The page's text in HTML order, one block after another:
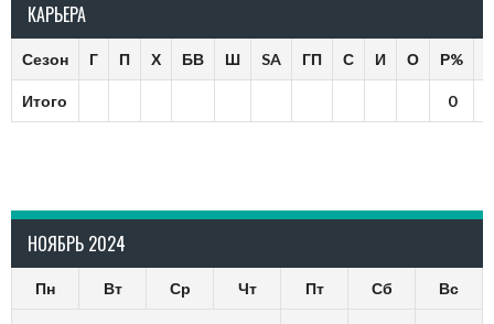
КАРЬЕРА
Сезон Г П Х БВ Ш SA ГП С И О Р%
Итого 0
НОЯБРЬ 2024
Пн Вт Ср Чт Пт Сб Вс